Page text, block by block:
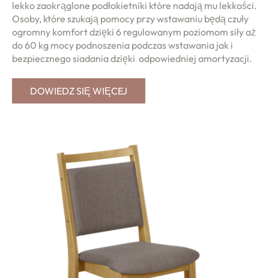
lekko zaokrąglone podłokietniki które nadają mu lekkości.
Osoby, które szukają pomocy przy wstawaniu będą czuły
ogromny komfort dzięki 6 regulowanym poziomom siły aż
do 60 kg mocy podnoszenia podczas wstawania jak i
bezpiecznego siadania dzięki odpowiedniej amortyzacji.
DOWIEDZ SIĘ WIĘCEJ